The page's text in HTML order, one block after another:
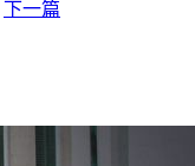
下一篇